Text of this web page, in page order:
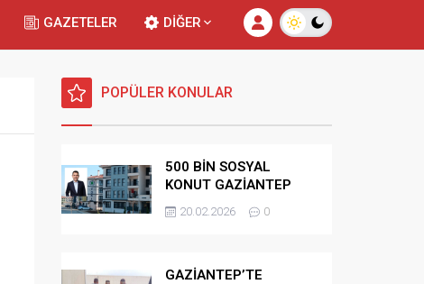
GAZETELER DİĞER
POPÜLER KONULAR
500 BİN SOSYAL
KONUT GAZİANTEP
HAK SAHİPLİĞİ
BELİRLEME KURASI-
20.02.2026 0
GAZİANTEP’TE